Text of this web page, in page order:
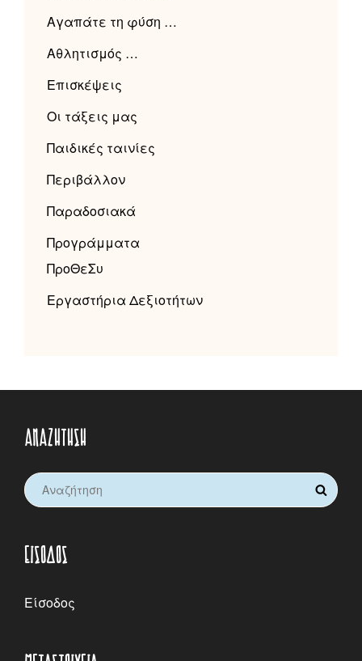
Αγαπάτε τη φύση …
Αθλητισμός …
Επισκέψεις
Οι τάξεις μας
Παιδικές ταινίες
Περιβάλλον
Παραδοσιακά
Προγράμματα
ΠροΘεΣυ
Εργαστήρια Δεξιοτήτων
ΑΝΑΖΉΤΗΣΗ
Search
for:
SEARCH
ΕΊΣΟΔΟΣ
Είσοδος